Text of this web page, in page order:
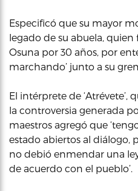
Especificó que su mayor
legado de su abuela, quien
Osuna por 30 años, por
marchando’ junto a su
El intérprete de ‘Atrévete’,
la controversia generada
maestros agregó que
estado abiertos al diálogo,
no debió enmendar una
de acuerdo con el pueblo’.